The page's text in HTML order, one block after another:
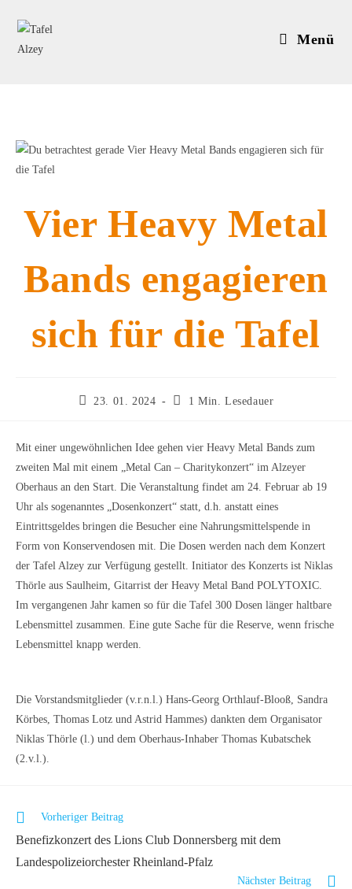
Inhalt
springen
Menü
Vier Heavy Metal
Bands engagieren
sich für die Tafel
Beitrag23. 01. 2024 Lesedauer:
1 Min. Lesedauer
Mit einer ungewöhnlichen Idee gehen vier Heavy Metal Bands zum
zweiten Mal mit einem „Metal Can – Charitykonzert“ im Alzeyer
Oberhaus an den Start. Die Veranstaltung findet am 24. Februar ab 19
Uhr als sogenanntes „Dosenkonzert“ statt, d.h. anstatt eines
Eintrittsgeldes bringen die Besucher eine Nahrungsmittelspende in
Form von Konservendosen mit. Die Dosen werden nach dem Konzert
der Tafel Alzey zur Verfügung gestellt. Initiator des Konzerts ist Niklas
Thörle aus Saulheim, Gitarrist der Heavy Metal Band POLYTOXIC.
Im vergangenen Jahr kamen so für die Tafel 300 Dosen länger haltbare
Lebensmittel zusammen. Eine gute Sache für die Reserve, wenn frische
Lebensmittel knapp werden.
Die Vorstandsmitglieder (v.r.n.l.) Hans-Georg Orthlauf-Blooß, Sandra
Körbes, Thomas Lotz und Astrid Hammes) dankten dem Organisator
Niklas Thörle (l.) und dem Oberhaus-Inhaber Thomas Kubatschek
(2.v.l.).
Weitere
ansehen
Vorheriger Beitrag
Benefizkonzert des Lions Club Donnersberg mit dem
Landespolizeiorchester Rheinland-Pfalz
Nächster Beitrag